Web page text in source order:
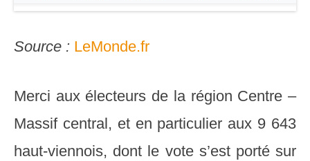
Source : LeMonde.fr
Merci aux électeurs de la région Centre –
Massif central, et en particulier aux 9 643
haut-viennois, dont le vote s’est porté sur